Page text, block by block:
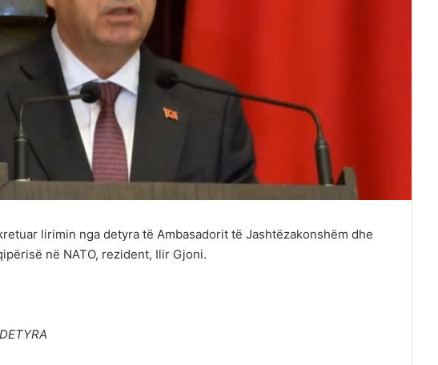
lirimin nga detyra të Ambasadorit të Jashtëzakonshëm dhe
në NATO, rezident, Ilir Gjoni.